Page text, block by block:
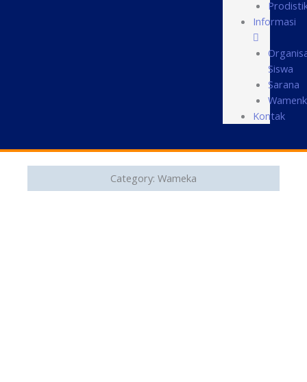
Informasi
Siswa
Sarana
Kontak
Category: Wameka